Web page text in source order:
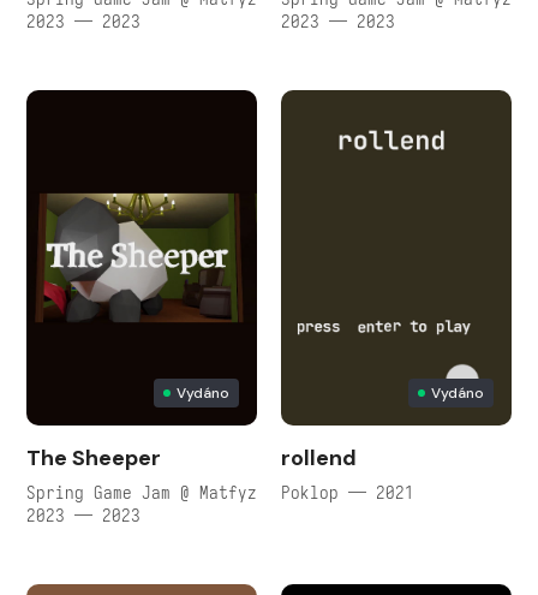
2023 — 2023
2023 — 2023
Vydáno
The Sheeper
Spring Game Jam @ Matfyz
2023 — 2023
Vydáno
rollend
Poklop — 2021